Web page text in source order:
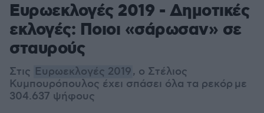
Ευρωεκλογές 2019 - Δημοτικές
εκλογές: Ποιοι «σάρωσαν» σε
σταυρούς
Στις Ευρωεκλογές 2019, ο Στέλιος
Κυμπουρόπουλος έχει σπάσει όλα τα ρεκόρ με
304.637 ψήφους